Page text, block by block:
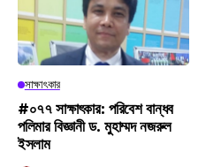
সাক্ষাৎকার
#০৭৭ সাক্ষাৎকার: পরিবেশ বান্ধব
পলিমার বিজ্ঞানী ড. মুহাম্মদ নজরুল
ইসলাম